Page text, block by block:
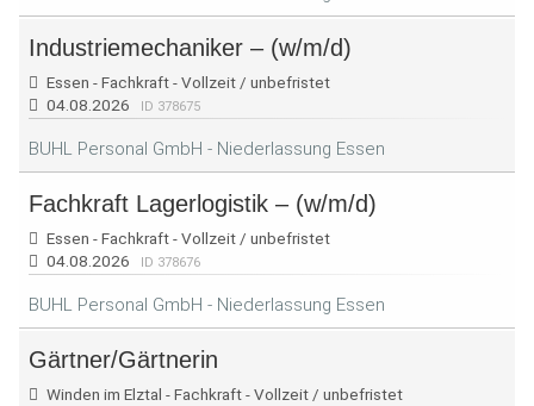
Industriemechaniker – (w/m/d)
Essen - Fachkraft - Vollzeit / unbefristet
04.08.2026
ID 378675
BUHL Personal GmbH - Niederlassung Essen
Fachkraft Lagerlogistik – (w/m/d)
Essen - Fachkraft - Vollzeit / unbefristet
04.08.2026
ID 378676
BUHL Personal GmbH - Niederlassung Essen
Gärtner/Gärtnerin
Winden im Elztal - Fachkraft - Vollzeit / unbefristet